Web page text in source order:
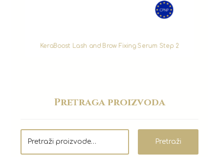
KeraBoost Lash and Brow Fixing Serum Step 2
Pretraga proizvoda
Pretraži